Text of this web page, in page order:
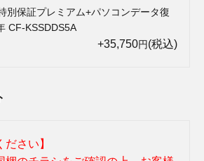
別保証プレミアム+パソコンデータ復
CF-KSSDDS5A
+35,750円(税込)
さい】